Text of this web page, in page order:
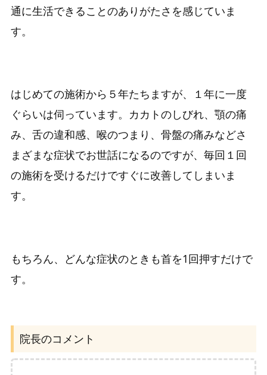
通に生活できることのありがたさを感じていま
す。
はじめての施術から５年たちますが、１年に一度
ぐらいは伺っています。カカトのしびれ、顎の痛
み、舌の違和感、喉のつまり、骨盤の痛みなどさ
まざまな症状でお世話になるのですが、毎回１回
の施術を受けるだけですぐに改善してしまいま
す。
もちろん、どんな症状のときも首を1回押すだけで
す。
院長のコメント